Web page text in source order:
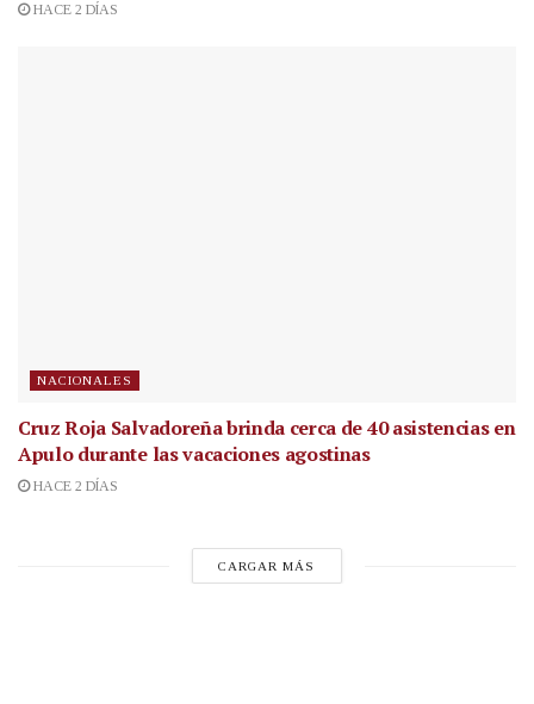
HACE 2 DÍAS
NACIONALES
Cruz Roja Salvadoreña brinda cerca de 40 asistencias en
Apulo durante las vacaciones agostinas
HACE 2 DÍAS
CARGAR MÁS